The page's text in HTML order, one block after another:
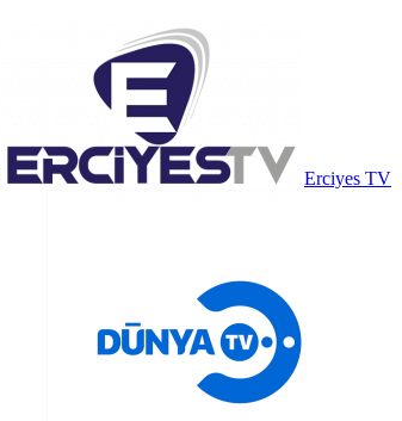
Erciyes TV